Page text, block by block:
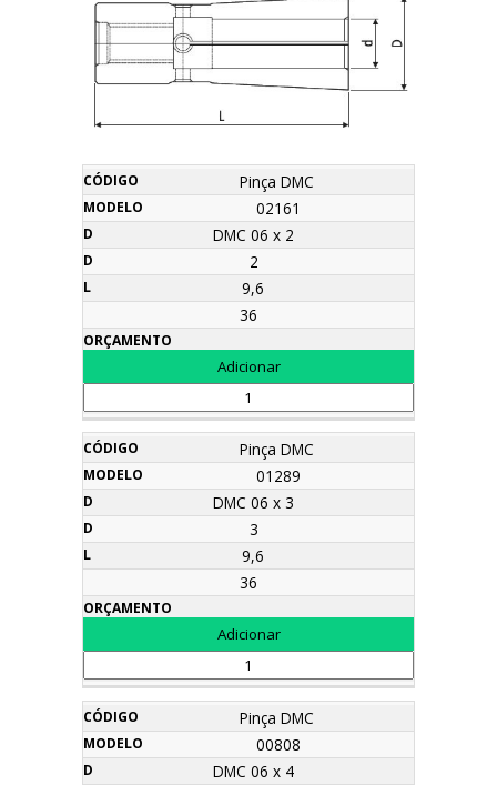
NomeCódigo Orçamento
Pinça DMC
02161
DMC 06 x 2
2
9,6
36
Pinça DMC
01289
DMC 06 x 3
3
9,6
36
Pinça DMC
00808
DMC 06 x 4